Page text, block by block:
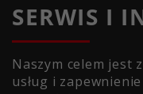
SERWIS I
Naszym celem jest
usług i